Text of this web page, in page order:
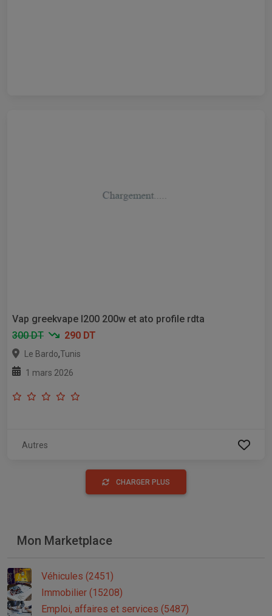
Vap greekvape l200 200w et ato profile rdta
300 DT
290 DT
Le Bardo,Tunis
1 mars 2026
Autres
CHARGER PLUS
Mon Marketplace
Véhicules (2451)
Immobilier (15208)
Emploi, affaires et services (5487)